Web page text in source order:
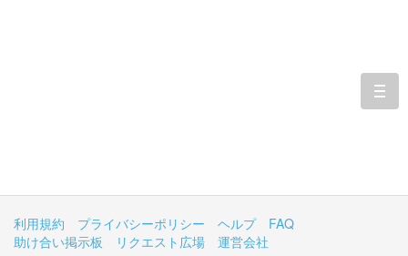
利用規約 プライバシーポリシー ヘルプ
FAQ
助け合い掲示板
リクエスト広場 運営会社